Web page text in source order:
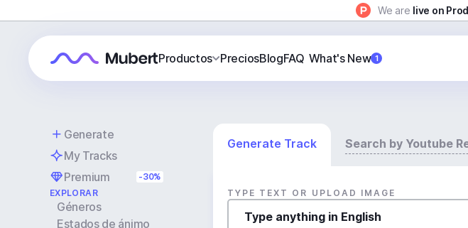
We are live on
Productos PreciosBlogFAQ What's New 1
Generate
My Tracks
Premium
-30%
EXPLORAR
Géneros
Estados de ánimo
Generate Track Search by Youtube
TYPE TEXT OR UPLOAD IMAGE